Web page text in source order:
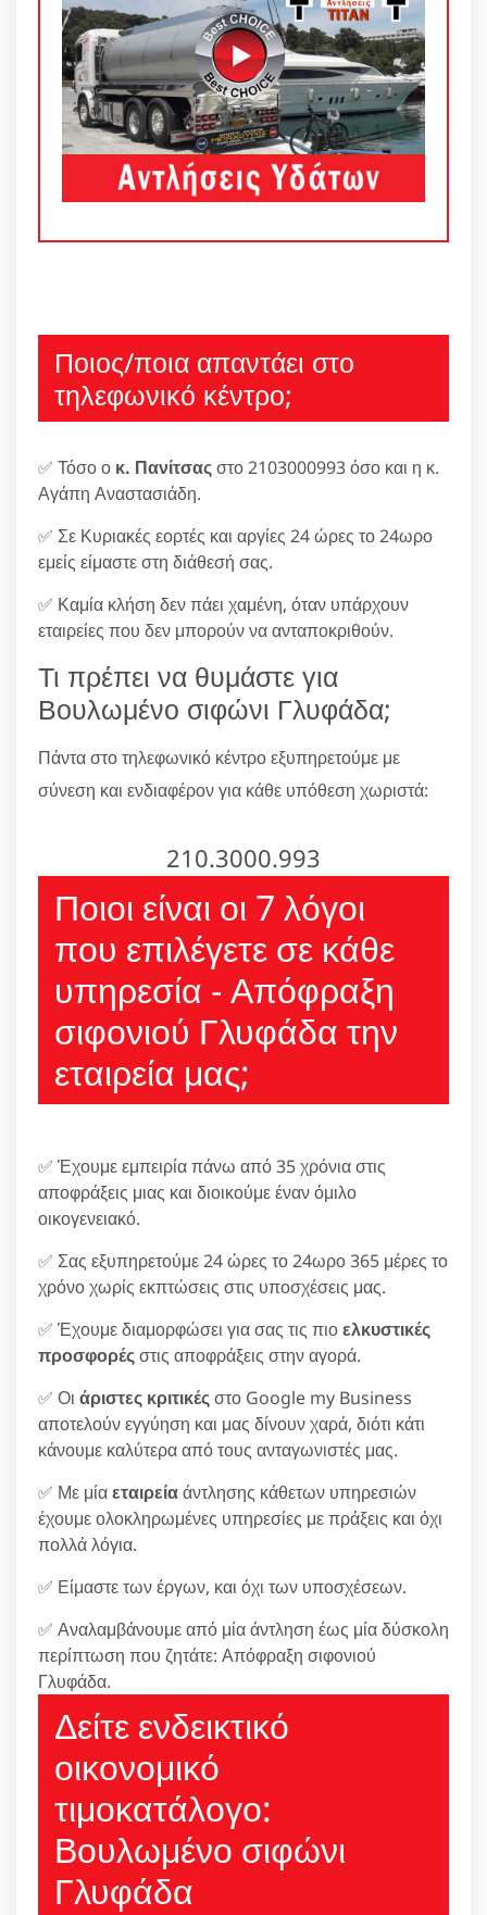
Ποιος/ποια απαντάει στο
τηλεφωνικό κέντρο;
✅ Τόσο ο κ. Πανίτσαςστο 2103000993 όσο και η κ.
Αγάπη Αναστασιάδη.
✅ Σε Κυριακές εορτές και αργίες 24 ώρες το 24ωρο
εμείς είμαστε στη διάθεσή σας.
✅ Καμία κλήση δεν πάει χαμένη, όταν υπάρχουν
εταιρείες που δεν μπορούν να ανταποκριθούν.
Τι πρέπει να θυμάστε για
Βουλωμένο σιφώνι Γλυφάδα;
Πάντα στο τηλεφωνικό κέντρο εξυπηρετούμε με
σύνεση και ενδιαφέρον για κάθε υπόθεση χωριστά:
210.3000.993
Ποιοι είναι οι 7 λόγοι
που επιλέγετε σε κάθε
υπηρεσία - Απόφραξη
σιφονιού Γλυφάδα την
εταιρεία μας;
✅ Έχουμε εμπειρία πάνω από 35 χρόνια στις
αποφράξεις μιας και διοικούμε έναν όμιλο
οικογενειακό.
✅ Σας εξυπηρετούμε 24 ώρες το 24ωρο 365 μέρες το
χρόνο χωρίς εκπτώσεις στις υποσχέσεις μας.
✅ Έχουμε διαμορφώσει για σας τις πιοελκυστικές
προσφορέςστις αποφράξεις στην αγορά.
✅ Οι άριστες κριτικέςστο Google my Business
αποτελούν εγγύηση και μας δίνουν χαρά, διότι κάτι
κάνουμε καλύτερα από τους ανταγωνιστές μας.
✅ Με μίαεταιρείαάντλησης κάθετων υπηρεσιών
έχουμε ολοκληρωμένες υπηρεσίες με πράξεις και όχι
πολλά λόγια.
✅ Είμαστε των έργων, και όχι των υποσχέσεων.
✅ Αναλαμβάνουμε από μία άντληση έως μία δύσκολη
περίπτωση που ζητάτε: Απόφραξη σιφονιού
Γλυφάδα.
Δείτε ενδεικτικό
οικονομικό
τιμοκατάλογο:
Βουλωμένο σιφώνι
Γλυφάδα